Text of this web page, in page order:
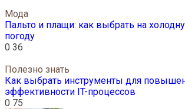
Мода
Пальто и плащи: как выбрать на
погоду
0 36
Полезно знать
Как выбрать инструменты для
эффективности IT-процессов
0 75